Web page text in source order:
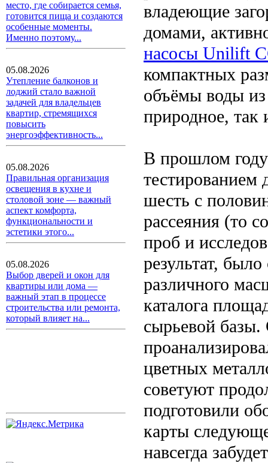
место, где собирается семья,
готовится пища и создаются
особенные моменты.
Именно поэтому...
05.08.2026
Утепление балконов и
лоджий стало важной
задачей для владельцев
квартир, стремящихся
повысить
энергоэффективность...
05.08.2026
Правильная организация
освещения в кухне и
столовой зоне — важный
аспект комфорта,
функциональности и
эстетики этого...
05.08.2026
Выбор дверей и окон для
квартиры или дома —
важный этап в процессе
строительства или ремонта,
который влияет на...
владеющие
домами,
насосы Unilift
компактных
объёмы воды
природное, так
В прошлом
тестированием
шесть с
рассеяния (то
проб и
результат,
различного
каталога
сырьевой
цветных
советуют
подготовили
карты
навсегда